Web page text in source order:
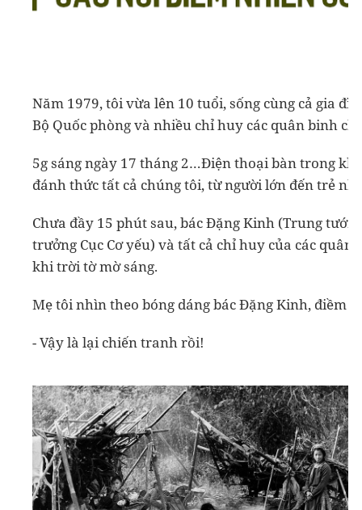
Năm 1979, tôi vừa lên 10 tuổi, sống cùng cả gia
Bộ Quốc phòng và nhiều chỉ huy các quân binh
5g sáng ngày 17 tháng 2…Điện thoại bàn trong
đánh thức tất cả chúng tôi, từ người lớn đến trẻ
Chưa đầy 15 phút sau, bác Đặng Kinh (Trung
trưởng Cục Cơ yếu) và tất cả chỉ huy của các
khi trời tờ mờ sáng.
Mẹ tôi nhìn theo bóng dáng bác Đặng Kinh, điềm
- Vậy là lại chiến tranh rồi!